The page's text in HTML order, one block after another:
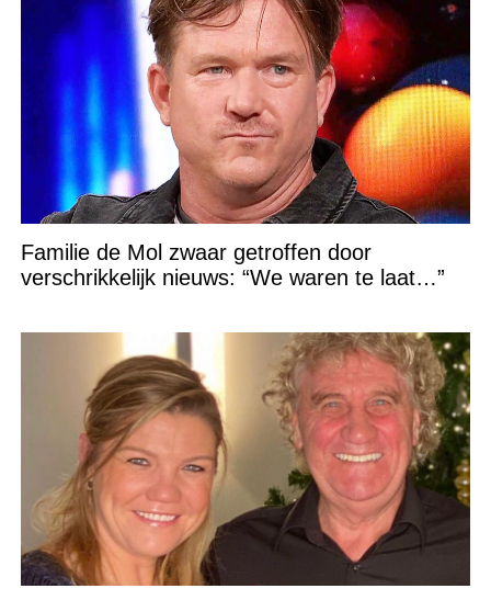
Familie de Mol zwaar getroffen door
verschrikkelijk nieuws: “We waren te laat…”